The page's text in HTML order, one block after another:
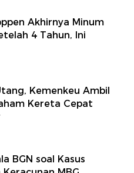
Akhirnya Minum
4 Tahun, Ini
Kemenkeu Ambil
Kereta Cepat
BGN soal Kasus